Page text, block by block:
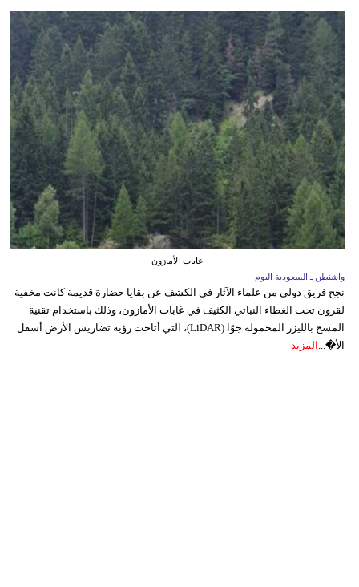
غابات الأمازون
واشنطن ـ السعودية اليوم
نجح فريق دولي من علماء الآثار في الكشف عن بقايا حضارة قديمة كانت مخفية
لقرون تحت الغطاء النباتي الكثيف في غابات الأمازون، وذلك باستخدام تقنية
المسح بالليزر المحمولة جوًا (LiDAR)، التي أتاحت رؤية تضاريس الأرض أسفل
الأ�... المزيد